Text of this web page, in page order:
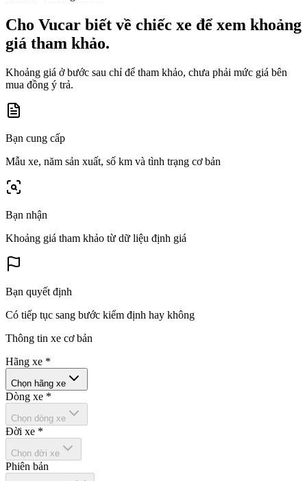
Cho Vucar biết về chiếc xe để xem khoảng
giá tham khảo.
Khoảng giá ở bước sau chỉ để tham khảo, chưa phải mức giá bên
mua đồng ý trả.
Bạn cung cấp
Mẫu xe, năm sản xuất, số km và tình trạng cơ bản
Bạn nhận
Khoảng giá tham khảo từ dữ liệu định giá
Bạn quyết định
Có tiếp tục sang bước kiểm định hay không
Thông tin xe cơ bản
Hãng xe *
Chọn hãng xe
Dòng xe *
Chọn dòng xe
Đời xe *
Chọn đời xe
Phiên bản